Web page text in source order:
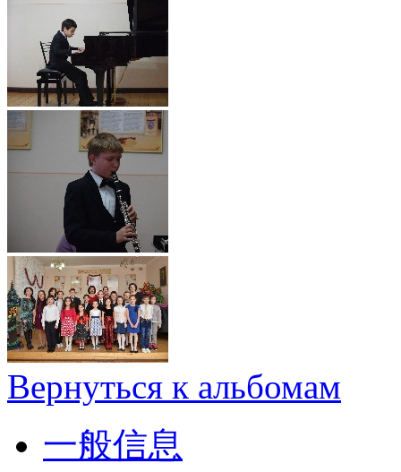
Вернуться к альбомам
一般信息